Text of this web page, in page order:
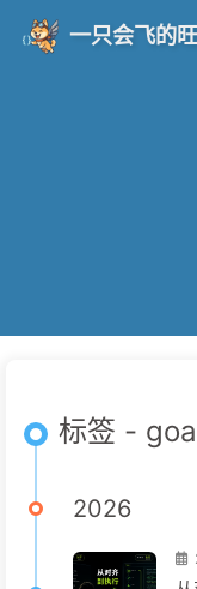
一只会飞的
标签 -
2026